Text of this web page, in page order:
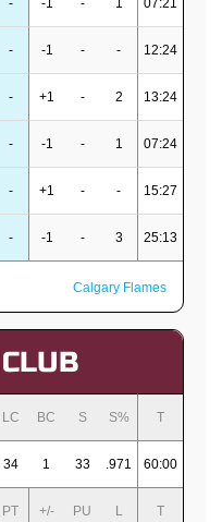
- -1 - 1 07:21
- -1 - - 12:24
- +1 - 2 13:24
- -1 - 1 07:24
- +1 - - 15:27
- -1 - 3 25:13
Calgary Flames
LC BC S S% T
34 1 33 .971 60:00
PT +/- PU L T